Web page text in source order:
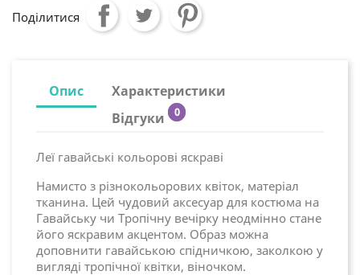
Поділитися
Опис
Характеристики
Відгуки
0
Леї гавайські кольорові яскраві
Намисто з різнокольорових квіток, матеріал
тканина. Цей чудовий аксесуар для костюма на
Гавайську чи Тропічну вечірку неодмінно стане
його яскравим акцентом. Образ можна
доповнити гавайською спідничкою, заколкою у
вигляді тропічної квітки, віночком.